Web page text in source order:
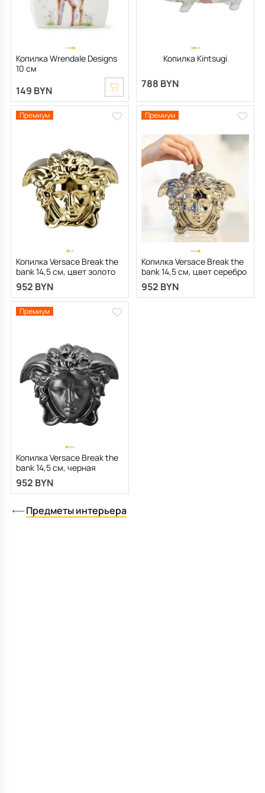
Все для кухни
Душевая зона
Аксессуары для ванной
Полотенцесушители, Радиаторы
Чехлы на подушку
Мебель для хранения
Терраса и балкон
Копилка Wrendale Designs
10 см
149 BYN
Копилка Kintsugi
788 BYN
Премиум
Копилка Versace Break the
bank 14,5 см, цвет золото
952 BYN
Премиум
Копилка Versace Break the
bank 14,5 см, цвет серебро
952 BYN
Премиум
Копилка Versace Break the
bank 14,5 см, черная
952 BYN
Предметы интерьера